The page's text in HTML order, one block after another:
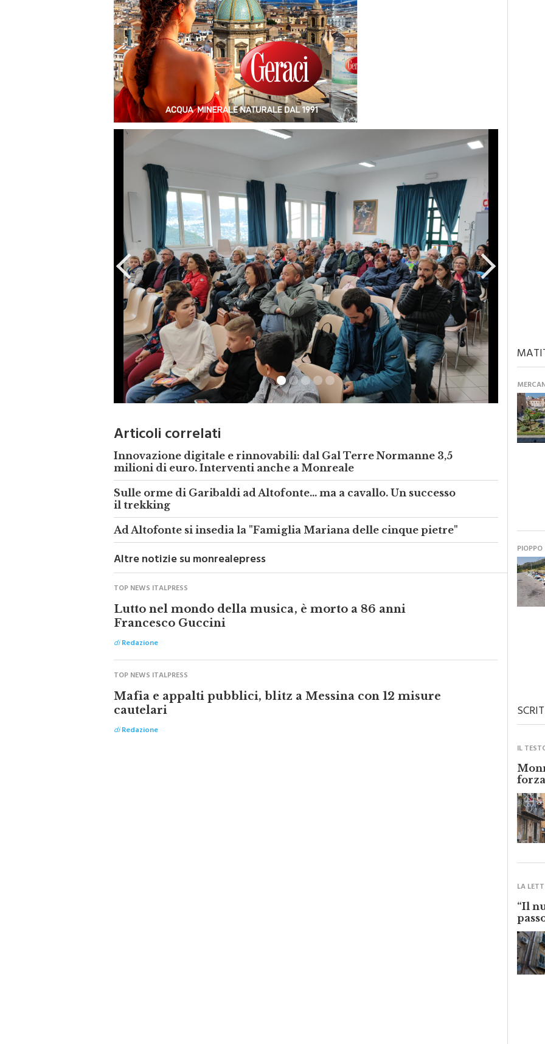
Articoli correlati
Innovazione digitale e rinnovabili: dal Gal Terre Normanne 3,5
milioni di euro. Interventi anche a Monreale
Sulle orme di Garibaldi ad Altofonte... ma a cavallo. Un successo
il trekking
Ad Altofonte si insedia la "Famiglia Mariana delle cinque pietre"
Altre notizie su monrealepress
Lutto nel mondo della musica, è morto a 86 anni
Francesco Guccini
Mafia e appalti pubblici, blitz a Messina con 12 misure
cautelari
PIOPPO
“Il